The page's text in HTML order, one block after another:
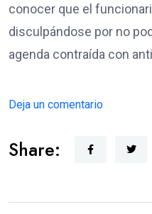
conocer que el
disculpándose por no
agenda contraída con
Deja un comentario
Share: